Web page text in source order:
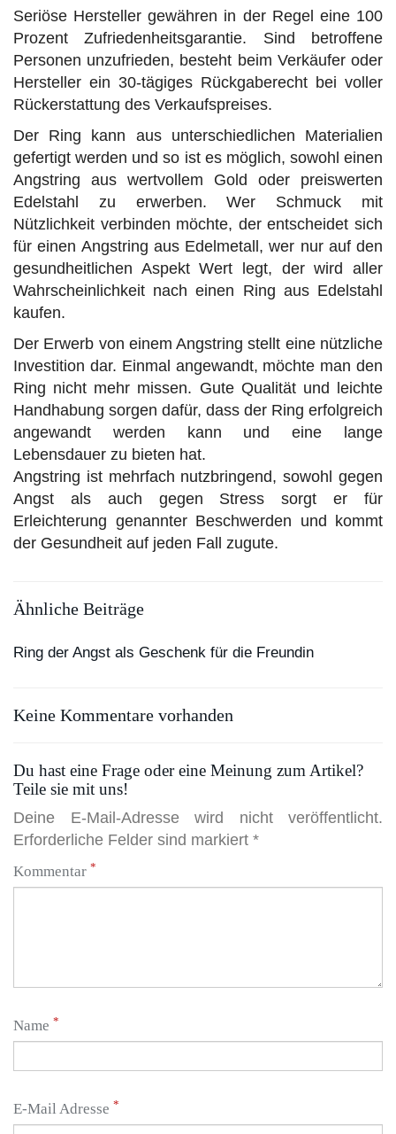
Seriöse Hersteller gewähren in der Regel eine 100
Prozent Zufriedenheitsgarantie. Sind betroffene
Personen unzufrieden, besteht beim Verkäufer oder
Hersteller ein 30-tägiges Rückgaberecht bei voller
Rückerstattung des Verkaufspreises.
Der Ring kann aus unterschiedlichen Materialien
gefertigt werden und so ist es möglich, sowohl einen
Angstring aus wertvollem Gold oder preiswerten
Edelstahl zu erwerben. Wer Schmuck mit
Nützlichkeit verbinden möchte, der entscheidet sich
für einen Angstring aus Edelmetall, wer nur auf den
gesundheitlichen Aspekt Wert legt, der wird aller
Wahrscheinlichkeit nach einen Ring aus Edelstahl
kaufen.
Der Erwerb von einem Angstring stellt eine nützliche
Investition dar. Einmal angewandt, möchte man den
Ring nicht mehr missen. Gute Qualität und leichte
Handhabung sorgen dafür, dass der Ring erfolgreich
angewandt werden kann und eine lange
Lebensdauer zu bieten hat.
Angstring ist mehrfach nutzbringend, sowohl gegen
Angst als auch gegen Stress sorgt er für
Erleichterung genannter Beschwerden und kommt
der Gesundheit auf jeden Fall zugute.
Ähnliche Beiträge
Ring der Angst als Geschenk für die Freundin
Keine Kommentare vorhanden
Du hast eine Frage oder eine Meinung zum Artikel?
Teile sie mit uns!
Deine E-Mail-Adresse wird nicht veröffentlicht.
Erforderliche Felder sind markiert *
Kommentar *
Name *
E-Mail Adresse *